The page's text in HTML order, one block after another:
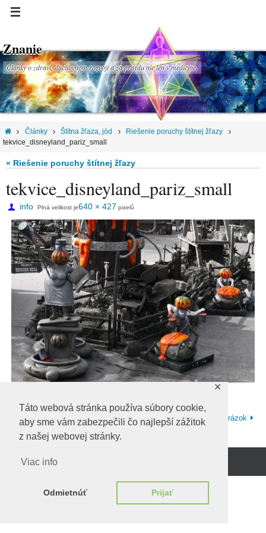
Táto webová stránka používa súbory cookie,
aby sme vám zabezpečili čo najlepší zážitok
z našej webovej stránky.
Viac info
Odmietnúť Prijať
✕
Znanie
Články o zdraví, duchovnom rozvoji a za pravdu nie len v medicíne.
Články Štítna žľaza, jód
Riešenie poruchy štítnej žľazy
tekvice_disneyland_pariz_small
« Riešenie poruchy štítnej žľazy
tekvice_disneyland_pariz_small
info Plná velikost je640 × 427 pixelů
Predchadzajúci obrázok Ďalší obrázok